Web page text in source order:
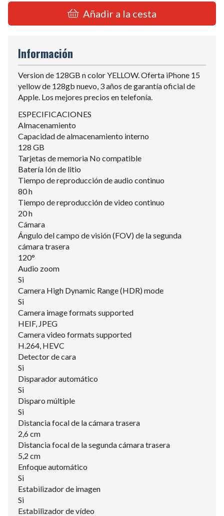
Añadir a la cesta
Información
Version de 128GB n color YELLOW. Oferta iPhone 15
yellow de 128gb nuevo, 3 años de garantía oficial de
Apple. Los mejores precios en telefonía.
ESPECIFICACIONES
Almacenamiento
Capacidad de almacenamiento interno
128 GB
Tarjetas de memoria No compatible
Batería Ión de litio
Tiempo de reproducción de audio continuo
80 h
Tiempo de reproducción de video continuo
20 h
Cámara
Ángulo del campo de visión (FOV) de la segunda
cámara trasera
120°
Audio zoom
Si
Camera High Dynamic Range (HDR) mode
Si
Camera image formats supported
HEIF, JPEG
Camera video formats supported
H.264, HEVC
Detector de cara
Si
Disparador automático
Si
Disparo múltiple
Si
Distancia focal de la cámara trasera
2,6 cm
Distancia focal de la segunda cámara trasera
5,2 cm
Enfoque automático
Si
Estabilizador de imagen
Si
Estabilizador de vídeo